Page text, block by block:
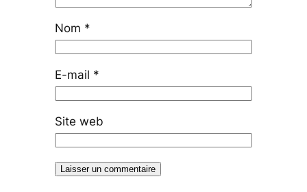
Nom *
E-mail *
Site web